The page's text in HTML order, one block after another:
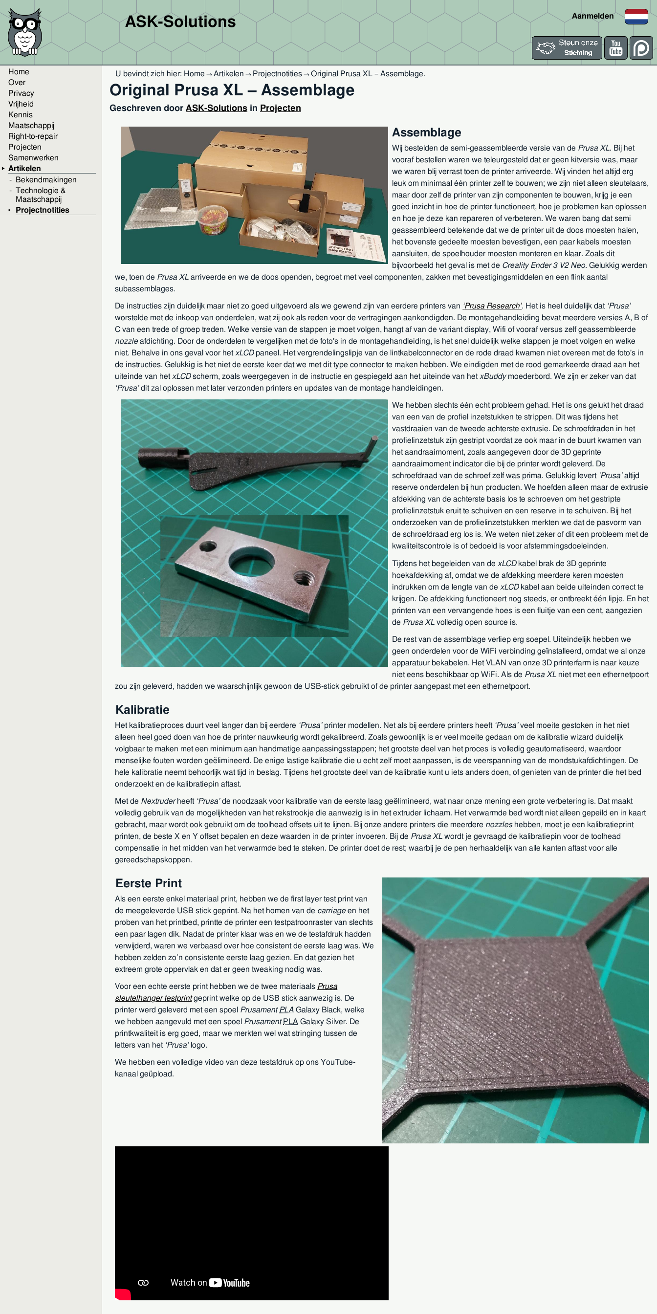
ASK-Solutions
U bevindt zich hier: Home → Artikelen → Projectnotities → Original Prusa XL – Assemblage.
Aanmelden
Original Prusa XL – Assemblage
Geschreven door ASK-Solutions in Projecten
Assemblage
Wij bestelden de semi-geassembleerde versie van de Prusa XL. Bij het
vooraf bestellen waren we teleurgesteld dat er geen kitversie was, maar
we waren blij verrast toen de printer arriveerde. Wij vinden het altijd erg
leuk om minimaal één printer zelf te bouwen; we zijn niet alleen sleutelaars,
maar door zelf de printer van zijn componenten te bouwen, krijg je een
goed inzicht in hoe de printer functioneert, hoe je problemen kan oplossen
en hoe je deze kan repareren of verbeteren. We waren bang dat semi
geassembleerd betekende dat we de printer uit de doos moesten halen,
het bovenste gedeelte moesten bevestigen, een paar kabels moesten
aansluiten, de spoelhouder moesten monteren en klaar. Zoals dit
bijvoorbeeld het geval is met de Creality Ender 3 V2 Neo. Gelukkig werden
we, toen de Prusa XL arriveerde en we de doos openden, begroet met veel componenten, zakken met bevestigingsmiddelen en een flink aantal
subassemblages.
De instructies zijn duidelijk maar niet zo goed uitgevoerd als we gewend zijn van eerdere printers van Prusa Research . Het is heel duidelijk dat Prusa
worstelde met de inkoop van onderdelen, wat zij ook als reden voor de vertragingen aankondigden. De montagehandleiding bevat meerdere versies A, B of
C van een trede of groep treden. Welke versie van de stappen je moet volgen, hangt af van de variant display, Wifi of vooraf versus zelf geassembleerde
nozzleafdichting. Door de onderdelen te vergelijken met de foto's in de montagehandleiding, is het snel duidelijk welke stappen je moet volgen en welke
niet. Behalve in ons geval voor het xLCDpaneel. Het vergrendelingslipje van de lintkabelconnector en de rode draad kwamen niet overeen met de foto's in
de instructies. Gelukkig is het niet de eerste keer dat we met dit type connector te maken hebben. We eindigden met de rood gemarkeerde draad aan het
uiteinde van het xLCDscherm, zoals weergegeven in de instructie en gespiegeld aan het uiteinde van het xBuddymoederbord. We zijn er zeker van dat
Prusa dit zal oplossen met later verzonden printers en updates van de montage handleidingen.
We hebben slechts één echt probleem gehad. Het is ons gelukt het draad
van een van de profiel inzetstukken te strippen. Dit was tijdens het
vastdraaien van de tweede achterste extrusie. De schroefdraden in het
profielinzetstuk zijn gestript voordat ze ook maar in de buurt kwamen van
het aandraaimoment, zoals aangegeven door de 3D geprinte
aandraaimoment indicator die bij de printer wordt geleverd. De
schroefdraad van de schroef zelf was prima. Gelukkig levert Prusa altijd
reserve onderdelen bij hun producten. We hoefden alleen maar de extrusie
afdekking van de achterste basis los te schroeven om het gestripte
profielinzetstuk eruit te schuiven en een reserve in te schuiven. Bij het
onderzoeken van de profielinzetstukken merkten we dat de pasvorm van
de schroefdraad erg los is. We weten niet zeker of dit een probleem met de
kwaliteitscontrole is of bedoeld is voor afstemmingsdoeleinden.
Tijdens het begeleiden van de xLCDkabel brak de 3D geprinte
hoekafdekking af, omdat we de afdekking meerdere keren moesten
indrukken om de lengte van de xLCDkabel aan beide uiteinden correct te
krijgen. De afdekking functioneert nog steeds, er ontbreekt één lipje. En het
printen van een vervangende hoes is een fluitje van een cent, aangezien
de Prusa XLvolledig open source is.
De rest van de assemblage verliep erg soepel. Uiteindelijk hebben we
geen onderdelen voor de WiFi verbinding geïnstalleerd, omdat we al onze
apparatuur bekabelen. Het VLAN van onze 3D printerfarm is naar keuze
niet eens beschikbaar op WiFi. Als de Prusa XLniet met een ethernetpoort
zou zijn geleverd, hadden we waarschijnlijk gewoon de USB-stick gebruikt of de printer aangepast met een ethernetpoort.
Kalibratie
Het kalibratieproces duurt veel langer dan bij eerdere Prusa printer modellen. Net als bij eerdere printers heeft Prusa veel moeite gestoken in het niet
alleen heel goed doen van hoe de printer nauwkeurig wordt gekalibreerd. Zoals gewoonlijk is er veel moeite gedaan om de kalibratie wizard duidelijk
volgbaar te maken met een minimum aan handmatige aanpassingsstappen; het grootste deel van het proces is volledig geautomatiseerd, waardoor
menselijke fouten worden geëlimineerd. De enige lastige kalibratie die u echt zelf moet aanpassen, is de veerspanning van de mondstukafdichtingen. De
hele kalibratie neemt behoorlijk wat tijd in beslag. Tijdens het grootste deel van de kalibratie kunt u iets anders doen, of genieten van de printer die het bed
onderzoekt en de kalibratiepin aftast.
Met de Nextruderheeft Prusa de noodzaak voor kalibratie van de eerste laag geëlimineerd, wat naar onze mening een grote verbetering is. Dat maakt
volledig gebruik van de mogelijkheden van het rekstrookje die aanwezig is in het extruder lichaam. Het verwarmde bed wordt niet alleen gepeild en in kaart
gebracht, maar wordt ook gebruikt om de toolhead offsets uit te lijnen. Bij onze andere printers die meerdere nozzleshebben, moet je een kalibratieprint
printen, de beste X en Y offset bepalen en deze waarden in de printer invoeren. Bij de Prusa XL wordt je gevraagd de kalibratiepin voor de toolhead
compensatie in het midden van het verwarmde bed te steken. De printer doet de rest; waarbij je de pen herhaaldelijk van alle kanten aftast voor alle
gereedschapskoppen.
Eerste Print
Als een eerste enkel materiaal print, hebben we de first layer test print van
de meegeleverde USB stick geprint. Na het homen van de carriageen het
proben van het printbed, printte de printer een testpatroonraster van slechts
een paar lagen dik. Nadat de printer klaar was en we de testafdruk hadden
verwijderd, waren we verbaasd over hoe consistent de eerste laag was. We
hebben zelden zo’n consistente eerste laag gezien. En dat gezien het
extreem grote oppervlak en dat er geen tweaking nodig was.
Voor een echte eerste print hebben we de twee materiaals Prusa
sleutelhanger testprintgeprint welke op de USB stick aanwezig is. De
printer werd geleverd met een spoel Prusament PLA Galaxy Black, welke
we hebben aangevuld met een spoel Prusament PLA Galaxy Silver. De
printkwaliteit is erg goed, maar we merkten wel wat stringing tussen de
letters van het Prusa logo.
We hebben een volledige video van deze testafdruk op ons YouTube-
kanaal geüpload.
Home
Over
Privacy
Vrijheid
Kennis
Maatschappij
Right-to-repair
Projecten
Samenwerken
Artikelen
Bekendmakingen
Technologie &
Maatschappij
Projectnotities